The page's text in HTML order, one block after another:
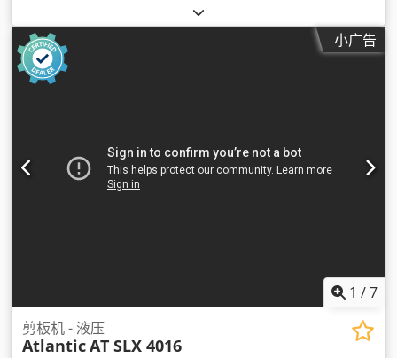
小广告
1 /7
剪板机 - 液压
AtlanticAT SLX 4016